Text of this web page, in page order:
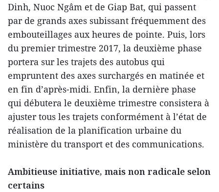
Dinh, Nuoc Ngâm et de Giap Bat, qui passent
par de grands axes subissant fréquemment des
embouteillages aux heures de pointe. Puis, lors
du premier trimestre 2017, la deuxième phase
portera sur les trajets des autobus qui
empruntent des axes surchargés en matinée et
en fin d’après-midi. Enfin, la dernière phase
qui débutera le deuxième trimestre consistera à
ajuster tous les trajets conformément à l’état de
réalisation de la planification urbaine du
ministère du transport et des communications.
Ambitieuse initiative, mais non radicale selon
certains